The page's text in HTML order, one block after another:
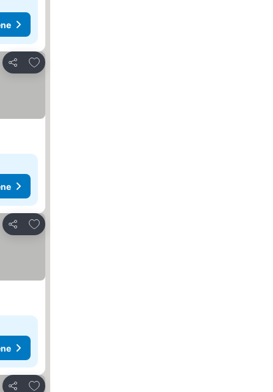
Deli
Dodati u favorite
Deli
Dodati u favorite
Dodati u favorite